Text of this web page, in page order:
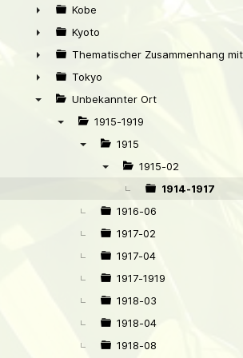
►
Kobe
►
Kyoto
►
Thematischer Zusammenhang mit
►
Tokyo
Unbekannter Ort
1915-1919
1915
1915-02
1914-1917
1916-06
1917-02
1917-04
1917-1919
1918-03
1918-04
1918-08